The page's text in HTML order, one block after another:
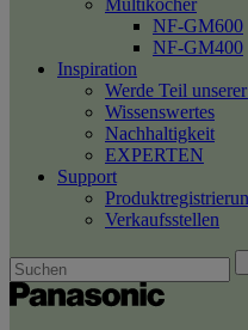
Multikocher
NF-GM600
NF-GM400
Inspiration
Werde Teil
Wissenswertes
Nachhaltigkeit
EXPERTEN
Support
Verkaufsstellen